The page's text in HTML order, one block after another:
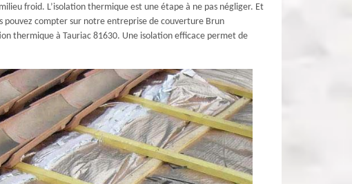
froid. L’isolation thermique est une étape à ne pas négliger. Et
pouvez compter sur notre entreprise de couverture Brun
thermique à Tauriac 81630. Une isolation efficace permet de